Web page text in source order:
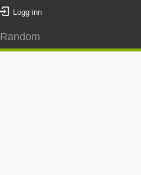
Logg inn
Random